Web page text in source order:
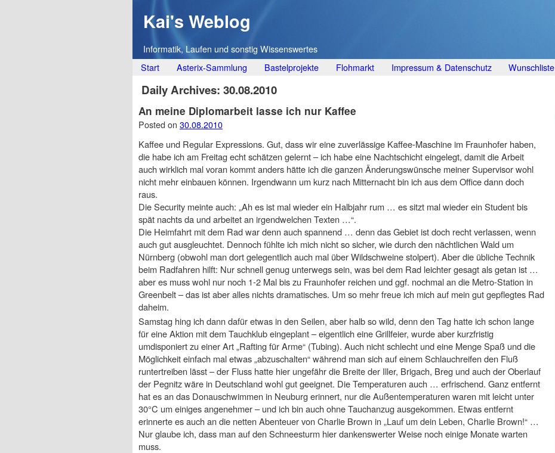
Kai's Weblog
Informatik, Laufen und sonstig Wissenswertes
Main menu
Skip
to
content
Start Asterix-Sammlung Bastelprojekte Flohmarkt Impressum & Datenschutz Wunschliste
Daily Archives: 30.08.2010
An meine Diplomarbeit lasse ich nur Kaffee
Posted on 30.08.2010
Kaffee und Regular Expressions. Gut, dass wir eine zuverlässige Kaffee-Maschine im Fraunhofer haben,
die habe ich am Freitag echt schätzen gelernt – ich habe eine Nachtschicht eingelegt, damit die Arbeit
auch wirklich mal voran kommt anders hätte ich die ganzen Änderungswünsche meiner Supervisor wohl
nicht mehr einbauen können. Irgendwann um kurz nach Mitternacht bin ich aus dem Office dann doch
raus.
Die Security meinte auch: „Ah es ist mal wieder ein Halbjahr rum … es sitzt mal wieder ein Student bis
spät nachts da und arbeitet an irgendwelchen Texten …“.
Die Heimfahrt mit dem Rad war denn auch spannend … denn das Gebiet ist doch recht verlassen, wenn
auch gut ausgleuchtet. Dennoch fühlte ich mich nicht so sicher, wie durch den nächtlichen Wald um
Nürnberg (obwohl man dort gelegentlich auch mal über Wildschweine stolpert). Aber die übliche Technik
beim Radfahren hilft: Nur schnell genug unterwegs sein, was bei dem Rad leichter gesagt als getan ist …
aber es muss wohl nur noch 1-2 Mal bis zu Fraunhofer reichen und ggf. nochmal an die Metro-Station in
Greenbelt – das ist aber alles nichts dramatisches. Um so mehr freue ich mich auf mein gut gepflegtes Rad
daheim.
Samstag hing ich dann dafür etwas in den Seilen, aber halb so wild, denn den Tag hatte ich schon lange
für eine Aktion mit dem Tauchklub eingeplant – eigentlich eine Grillfeier, wurde aber kurzfristig
umdisponiert zu einer Art „Rafting für Arme“ (Tubing). Auch nicht schlecht und eine Menge Spaß und die
Möglichkeit einfach mal etwas „abzuschalten“ während man sich auf einem Schlauchreifen den Fluß
runtertreiben lässt – der Fluss hatte hier ungefähr die Breite der Iller, Brigach, Breg und auch der Oberlauf
der Pegnitz wäre in Deutschland wohl gut geeignet. Die Temperaturen auch … erfrischend. Ganz entfernt
hat es an das Donauschwimmen in Neuburg erinnert, nur die Außentemperaturen waren mit leicht unter
30°C um einiges angenehmer – und ich bin auch ohne Tauchanzug ausgekommen. Etwas entfernt
erinnerte es auch an die netten Abenteuer von Charlie Brown in „Lauf um dein Leben, Charlie Brown!“ …
Nur glaube ich, dass man auf den Schneesturm hier dankenswerter Weise noch einige Monate warten
muss.